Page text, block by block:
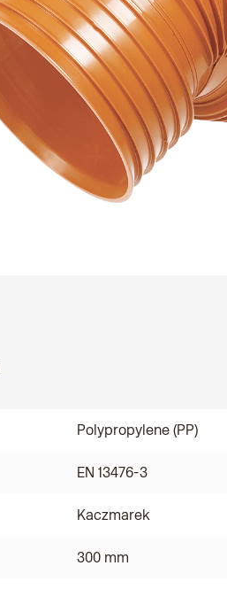
Polypropylene (PP)
EN 13476-3
Kaczmarek
300 mm